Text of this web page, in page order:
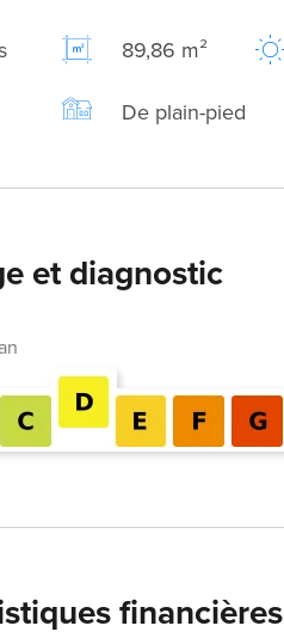
89,86 m²
De plain-pied
et diagnostic
financières